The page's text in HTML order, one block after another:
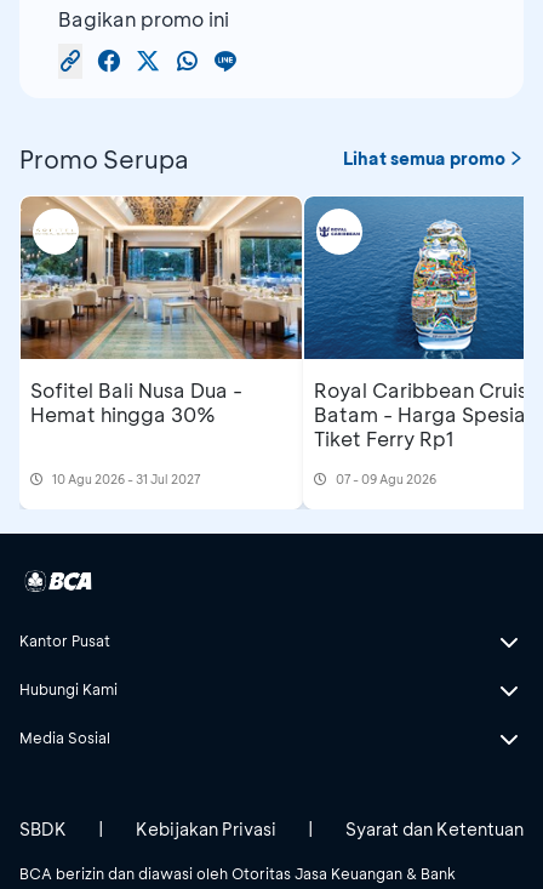
Bagikan promo ini
Promo Serupa Lihat semua promo
Sofitel Bali Nusa Dua -
Hemat hingga 30%
10 Agu 2026 - 31 Jul 2027
Royal Caribbean Cruise
Batam - Harga Spesial
Tiket Ferry Rp1
07 - 09 Agu 2026
Kantor Pusat
Hubungi Kami
Media Sosial
BCA berizin dan diawasi oleh Otoritas Jasa Keuangan & Bank
SBDK | Kebijakan Privasi | Syarat dan Ketentuan